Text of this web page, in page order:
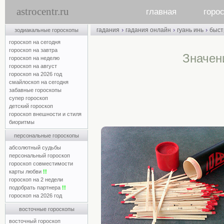
astrocentr.ru главная
зодиакальные гороскопы
гороскоп на сегодня
гороскоп на завтра
гороскоп на неделю
гороскоп на август
гороскоп на 2026 год
смайлоскоп на сегодня
забавные гороскопы
супер гороскоп
детский гороскоп
гороскоп внешности и стиля
биоритмы
персональные гороскопы
абсолютный судьбы
персональный гороскоп
гороскоп совместимости
карты любви !!
гороскоп на 2 недели
подобрать партнера !!
гороскоп на 2026 год
восточные гороскопы
восточный гороскоп
гадания › гадания онлайн › гуань инь ›